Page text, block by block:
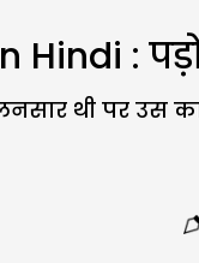
Hindi :
थी पर उस